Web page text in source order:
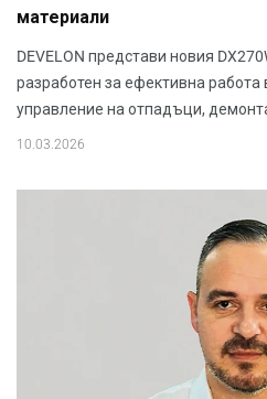
материали
DEVELON представи новия
разработен за ефективна работа
управление на отпадъци,
10.03.2026